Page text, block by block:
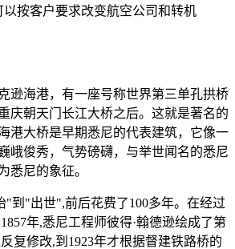
以按客户要求改变航空公司和转机
逊海港，有一座号称世界第三单孔拱桥
庆朝天门长江大桥之后。这就是著名的
港大桥是早期悉尼的代表建筑，它像一
峨俊秀，气势磅礴，与举世闻名的悉尼
悉尼的象征。
"到"出世",前后花费了100多年。在经过
年,悉尼工程师彼得·翰德逊绘成了第
复修改,到1923年才根据督建铁路桥的